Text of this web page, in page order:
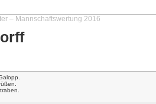
– Mannschaftswertung 2016